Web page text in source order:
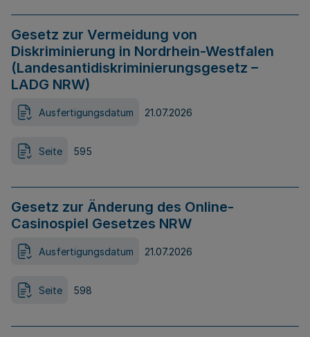
Gesetz zur Vermeidung von
Diskriminierung in Nordrhein-Westfalen
(Landesantidiskriminierungsgesetz –
LADG NRW)
Ausfertigungsdatum 21.07.2026
Seite 595
Gesetz zur Änderung des Online-
Casinospiel Gesetzes NRW
Ausfertigungsdatum 21.07.2026
Seite 598